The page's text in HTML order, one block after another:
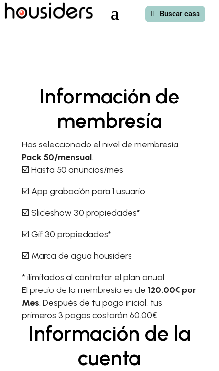
Buscar casa
Información de
membresía
Has seleccionado el nivel de membresía
Pack 50/mensual.
☑️ Hasta 50 anuncios/mes
☑️ App grabación para 1 usuario
☑️ Slideshow 30 propiedades*
☑️ Gif 30 propiedades*
☑️ Marca de agua housiders
* ilimitados al contratar el plan anual
El precio de la membresía es de 120.00€ por
Mes. Después de tu pago inicial, tus
primeros 3 pagos costarán 60.00€.
Información de la
cuenta